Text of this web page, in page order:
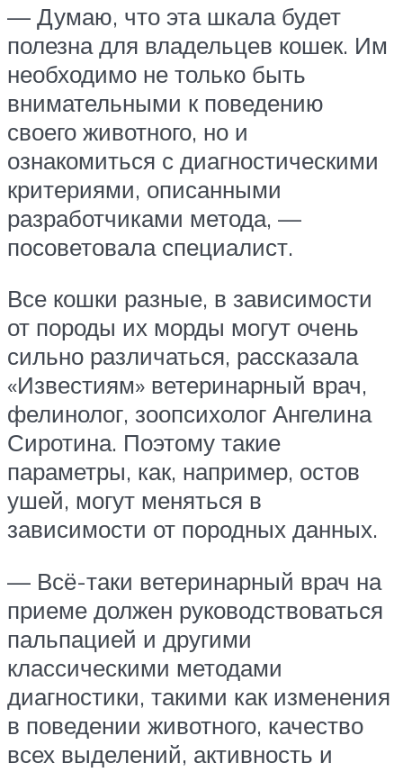
— Думаю, что эта шкала будет
полезна для владельцев кошек. Им
необходимо не только быть
внимательными к поведению
своего животного, но и
ознакомиться с диагностическими
критериями, описанными
разработчиками метода, —
посоветовала специалист.
Все кошки разные, в зависимости
от породы их морды могут очень
сильно различаться, рассказала
«Известиям» ветеринарный врач,
фелинолог, зоопсихолог Ангелина
Сиротина. Поэтому такие
параметры, как, например, остов
ушей, могут меняться в
зависимости от породных данных.
— Всё-таки ветеринарный врач на
приеме должен руководствоваться
пальпацией и другими
классическими методами
диагностики, такими как изменения
в поведении животного, качество
всех выделений, активность и